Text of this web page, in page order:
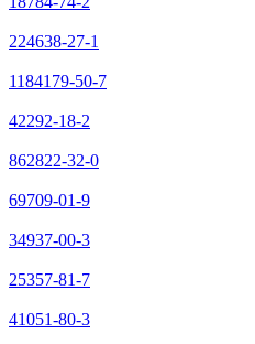
224638-27-1
1184179-50-7
42292-18-2
862822-32-0
69709-01-9
34937-00-3
25357-81-7
41051-80-3